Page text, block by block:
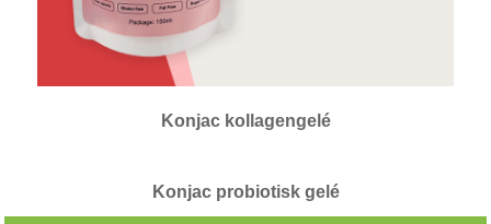
Konjac kollagengelé
Konjac probiotisk gelé